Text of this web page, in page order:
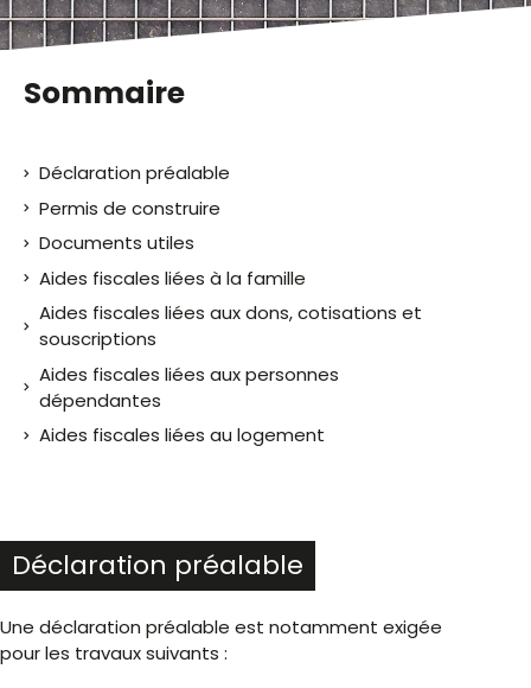
Sommaire
Déclaration préalable
Permis de construire
Documents utiles
Aides fiscales liées à la famille
Aides fiscales liées aux dons, cotisations et
souscriptions
Aides fiscales liées aux personnes
dépendantes
Aides fiscales liées au logement
Déclaration préalable
Une déclaration préalable est notamment exigée
pour les travaux suivants :